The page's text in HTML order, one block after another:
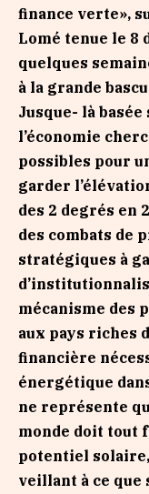
finance verte»,
Lomé tenue le 8
quelques
à la grande
Jusque- là
l’économie
possibles pour
garder
des 2 degrés en
des combats de
stratégiques à
mécanisme des
aux pays riches
financière
énergétique
ne représente
monde doit tout
potentiel
veillant à ce que